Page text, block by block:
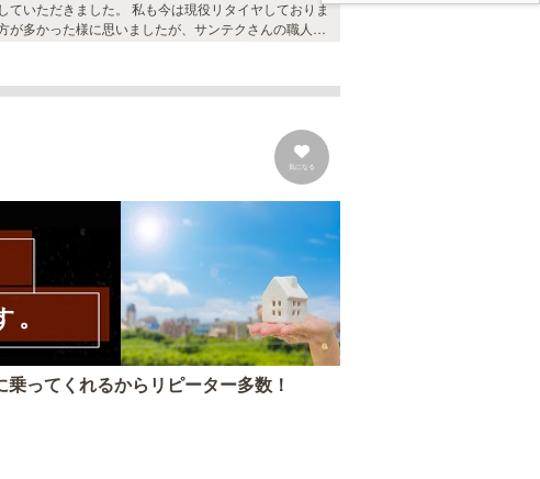
いただきました。 私も今は現役リタイヤしておりま
多かった様に思いましたが、サンテクさんの職人さ
気になる
ってくれるからリピーター多数！